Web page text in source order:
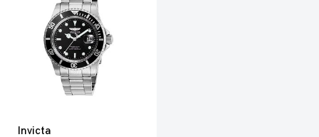
Invicta